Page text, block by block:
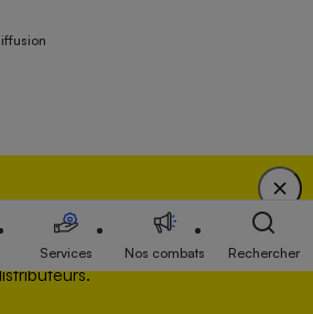
unique tout en soutenant
% indépendante de l'Etat, des
des syndicats, des producteurs et des
Services Nos combats Rechercher